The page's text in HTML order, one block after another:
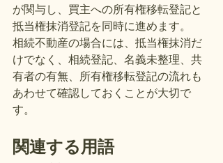
が関与し、買主への所有権移転登記と
抵当権抹消登記を同時に進めます。
相続不動産の場合には、抵当権抹消だ
けでなく、相続登記、名義未整理、共
有者の有無、所有権移転登記の流れも
あわせて確認しておくことが大切で
す。
関連する用語